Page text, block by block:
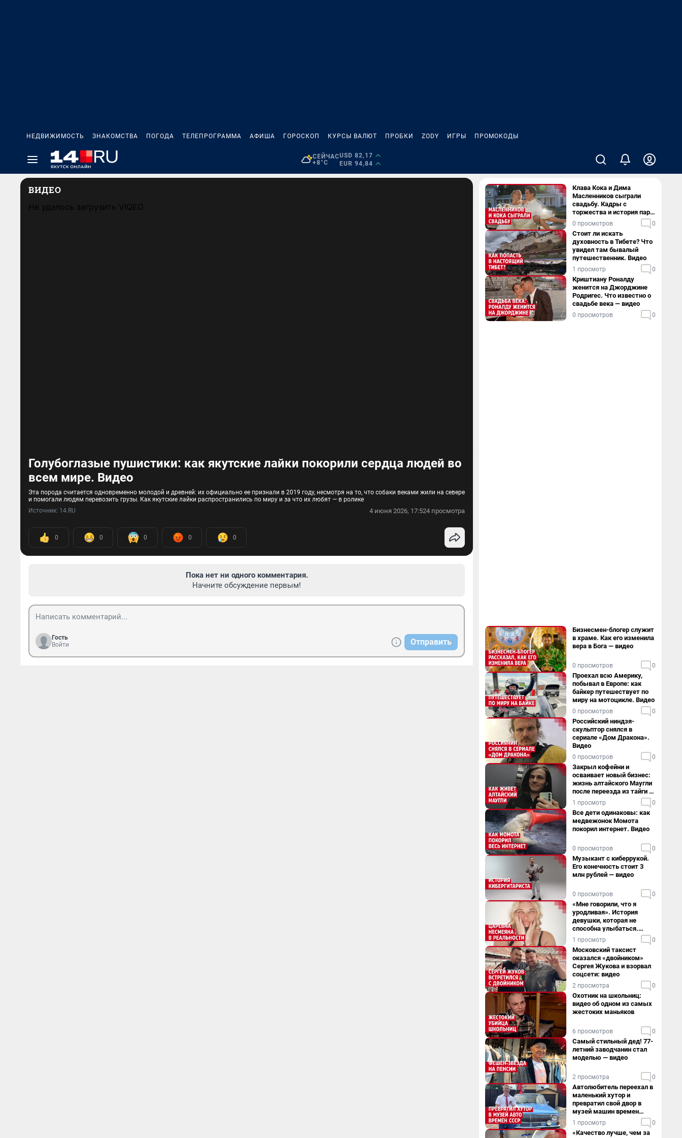
НЕДВИЖИМОСТЬ ЗНАКОМСТВА ПОГОДА ТЕЛЕПРОГРАММА АФИША ГОРОСКОП КУРСЫ ВАЛЮТ ПРОБКИ ZODY ИГРЫ ПРОМОКОДЫ
СЕЙЧАС
+8°C
USD 82,17
EUR 94,84
ВИДЕО
Не удалось загрузить VIQEO
Голубоглазые пушистики: как якутские лайки покорили сердца людей во
всем мире. Видео
Эта порода считается одновременно молодой и древней: их официально ее признали в 2019 году, несмотря на то, что собаки веками жили на севере
и помогали людям перевозить грузы. Как якутские лайки распространились по миру и за что их любят — в ролике
Источник: 14.RU 4 июня 2026, 17:524 просмотра
0 0 0 0 0
Пока нет ни одного комментария.
Начните обсуждение первым!
Гость
Войти
Отправить
Клава Кока и Дима
Масленников сыграли
свадьбу. Кадры с
торжества и история пары
— в видео
0 просмотров 0
Стоит ли искать
духовность в Тибете? Что
увидел там бывалый
путешественник. Видео
1 просмотр 0
Криштиану Роналду
женится на Джорджине
Родригес. Что известно о
свадьбе века — видео
0 просмотров 0
Бизнесмен-блогер служит
в храме. Как его изменила
вера в Бога — видео
0 просмотров 0
Проехал всю Америку,
побывал в Европе: как
байкер путешествует по
миру на мотоцикле. Видео
0 просмотров 0
Российский ниндзя-
скульптор снялся в
сериале «Дом Дракона».
Видео
0 просмотров 0
Закрыл кофейни и
осваивает новый бизнес:
жизнь алтайского Маугли
после переезда из тайги в
столицу
1 просмотр 0
Все дети одинаковы: как
медвежонок Момота
покорил интернет. Видео
0 просмотров 0
Музыкант с киберрукой.
Его конечность стоит 3
млн рублей — видео
0 просмотров 0
«Мне говорили, что я
уродливая». История
девушки, которая не
способна улыбаться.
Видео
1 просмотр 0
Московский таксист
оказался «двойником»
Сергея Жукова и взорвал
соцсети: видео
2 просмотра 0
Охотник на школьниц:
видео об одном из самых
жестоких маньяков
6 просмотров 0
Самый стильный дед! 77-
летний заводчанин стал
моделью — видео
2 просмотра 0
Автолюбитель переехал в
маленький хутор и
превратил свой двор в
музей машин времен
СССР. Видео
1 просмотр 0
«Качество лучше, чем за